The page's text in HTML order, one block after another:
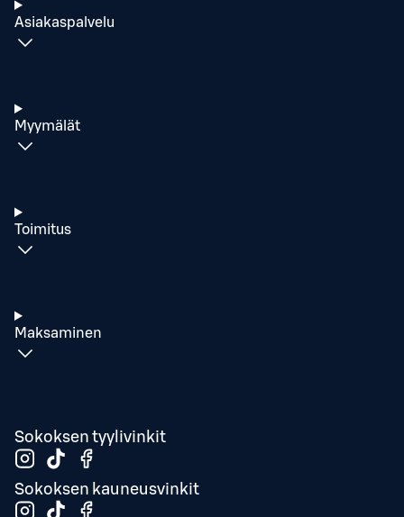
Asiakaspalvelu
Myymälät
Toimitus
Maksaminen
Sokoksen tyylivinkit
Sokoksen kauneusvinkit